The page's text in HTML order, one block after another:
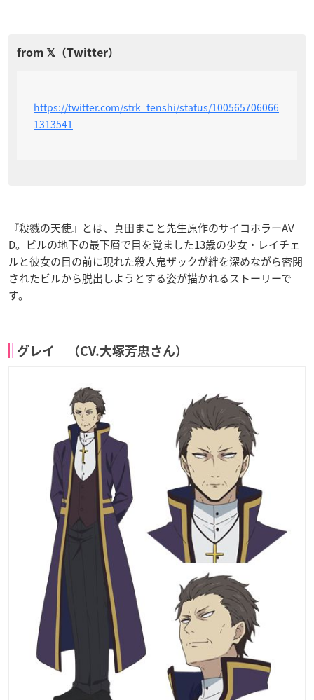
https://twitter.com/strk_tenshi/status/100565706066
1313541
『殺戮の天使』とは、真田まこと先生原作のサイコホラーAV
D。ビルの地下の最下層で目を覚ました13歳の少女・レイチェ
ルと彼女の目の前に現れた殺人鬼ザックが絆を深めながら密閉
されたビルから脱出しようとする姿が描かれるストーリーで
す。
グレイ （CV.大塚芳忠さん）